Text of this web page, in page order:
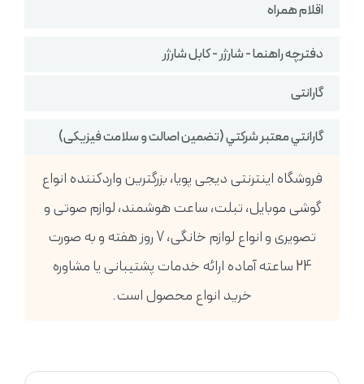
اقلام همراه
دفترچه راهنما - شارژر - کابل شارژر
گارانتی
گارانتي معتبر شركتي (تضمين اصالت و سلامت فیزیکی)
فروشگاه اینترنتی دیجی پویا، بزرگترین واردکننده انواع
گوشی موبایل، تبلت، ساعت هوشمند، لوازم صوتی و
تصویری و انواع لوازم خانگی، 7 روز هفته و به صورت
24 ساعته آماده ارائه خدمات پشتیبانی یا مشاوره
خرید انواع محصول است.